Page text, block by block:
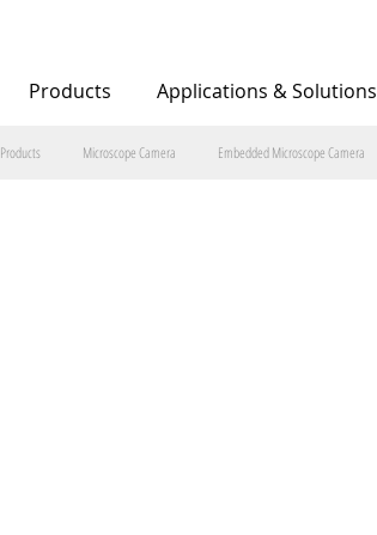
Products Applications & Solutions
Products Embedded Microscope Camera
Microscope Camera